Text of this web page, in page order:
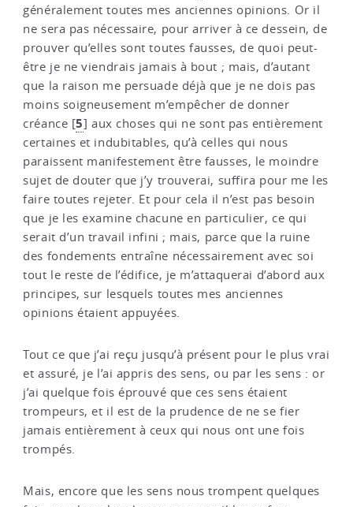
généralement toutes mes anciennes opinions. Or il
ne sera pas nécessaire, pour arriver à ce dessein, de
prouver qu’elles sont toutes fausses, de quoi peut-
être je ne viendrais jamais à bout ; mais, d’autant
que la raison me persuade déjà que je ne dois pas
moins soigneusement m’empêcher de donner
créance [5] aux choses qui ne sont pas entièrement
certaines et indubitables, qu’à celles qui nous
paraissent manifestement être fausses, le moindre
sujet de douter que j’y trouverai, suffira pour me les
faire toutes rejeter. Et pour cela il n’est pas besoin
que je les examine chacune en particulier, ce qui
serait d’un travail infini ; mais, parce que la ruine
des fondements entraîne nécessairement avec soi
tout le reste de l’édifice, je m’attaquerai d’abord aux
principes, sur lesquels toutes mes anciennes
opinions étaient appuyées.
Tout ce que j’ai reçu jusqu’à présent pour le plus vrai
et assuré, je l’ai appris des sens, ou par les sens : or
j’ai quelque fois éprouvé que ces sens étaient
trompeurs, et il est de la prudence de ne se fier
jamais entièrement à ceux qui nous ont une fois
trompés.
Mais, encore que les sens nous trompent quelques